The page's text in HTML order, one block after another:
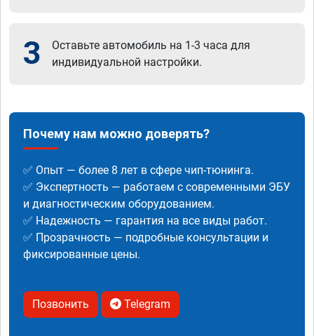
3
Оставьте автомобиль на 1-3 часа для
индивидуальной настройки.
Почему нам можно доверять?
✅ Опыт — более 8 лет в сфере чип-тюнинга.
✅ Экспертность — работаем с современными ЭБУ
и диагностическим оборудованием.
✅ Надежность — гарантия на все виды работ.
✅ Прозрачность — подробные консультации и
фиксированные цены.
Позвонить Telegram